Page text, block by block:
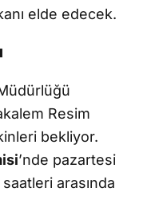
elde edecek.
Resim
bekliyor.
’nde pazartesi
saatleri arasında